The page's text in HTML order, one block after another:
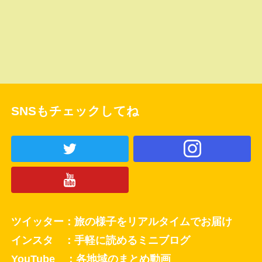
SNSもチェックしてね
ツイッター：旅の様子をリアルタイムでお届け
インスタ ：手軽に読めるミニブログ
YouTube ：各地域のまとめ動画